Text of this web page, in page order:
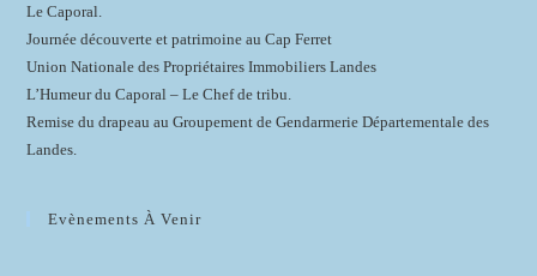
Le Caporal.
Journée découverte et patrimoine au Cap Ferret
Union Nationale des Propriétaires Immobiliers Landes
L’Humeur du Caporal – Le Chef de tribu.
Remise du drapeau au Groupement de Gendarmerie Départementale des
Landes.
Evènements À Venir